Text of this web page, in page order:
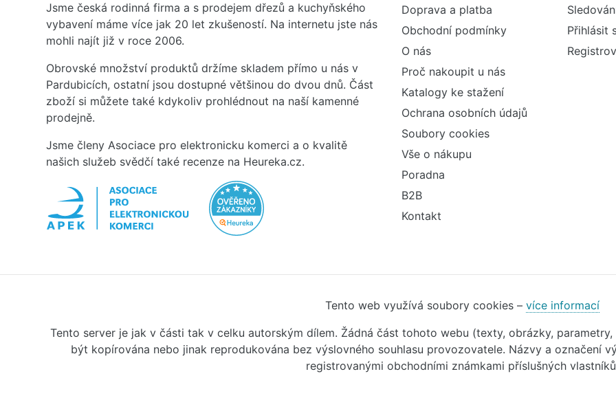
Jsme česká rodinná firma a s prodejem dřezů a kuchyňského
vybavení máme více jak 20 let zkušeností. Na internetu jste nás
mohli najít již v roce 2006.
Obrovské množství produktů držíme skladem přímo u nás v
Pardubicích, ostatní jsou dostupné většinou do dvou dnů. Část
zboží si můžete také kdykoliv prohlédnout na naší kamenné
prodejně.
Jsme členy Asociace pro elektronicku komerci a o kvalitě
našich služeb svědčí také recenze na Heureka.cz.
Doprava a platba
Obchodní podmínky
O nás
Proč nakoupit u nás
Katalogy ke stažení
Ochrana osobních údajů
Soubory cookies
Vše o nákupu
Poradna
B2B
Kontakt
Přihlásit
Tento web využívá soubory cookies – více informací
Tento server je jak v části tak v celku autorským dílem. Žádná část tohoto webu (texty, obrázky,
být kopírována nebo jinak reprodukována bez výslovného souhlasu provozovatele. Názvy a označení
registrovanými obchodními známkami příslušných